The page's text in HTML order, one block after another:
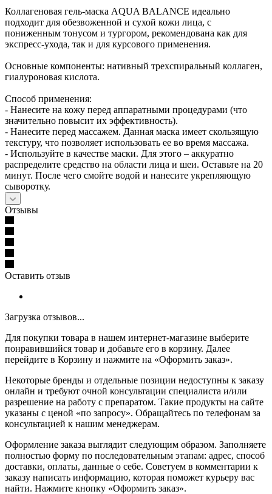
Коллагеновая гель-маска AQUA BALANCE идеально
подходит для обезвоженной и сухой кожи лица, с
пониженным тонусом и тургором, рекомендована как для
экспресс-ухода, так и для курсового применения.
Основные компоненты: нативный трехспиральный коллаген,
гиалуроновая кислота.
Способ применения:
- Нанесите на кожу перед аппаратными процедурами (что
значительно повысит их эффективность).
- Нанесите перед массажем. Данная маска имеет скользящую
текстуру, что позволяет использовать ее во время массажа.
- Используйте в качестве маски. Для этого – аккуратно
распределите средство на области лица и шеи. Оставьте на 20
минут. После чего смойте водой и нанесите укрепляющую
сыворотку.
Отзывы
Оставить отзыв
Загрузка отзывов...
Для покупки товара в нашем интернет-магазине выберите
понравившийся товар и добавьте его в корзину. Далее
перейдите в Корзину и нажмите на «Оформить заказ».
Некоторые бренды и отдельные позиции недоступны к заказу
онлайн и требуют очной консультации специалиста и/или
разрешение на работу с препаратом. Такие продукты на сайте
указаны с ценой «по запросу». Обращайтесь по телефонам за
консультацией к нашим менеджерам.
Оформление заказа выглядит следующим образом. Заполняете
полностью форму по последовательным этапам: адрес, способ
доставки, оплаты, данные о себе. Советуем в комментарии к
заказу написать информацию, которая поможет курьеру вас
найти. Нажмите кнопку «Оформить заказ».